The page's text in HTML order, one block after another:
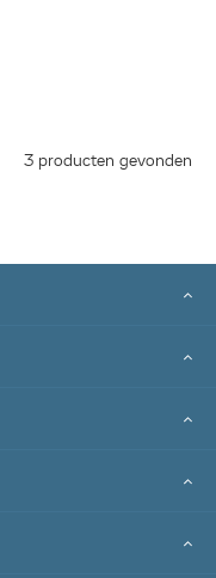
3 producten gevonden